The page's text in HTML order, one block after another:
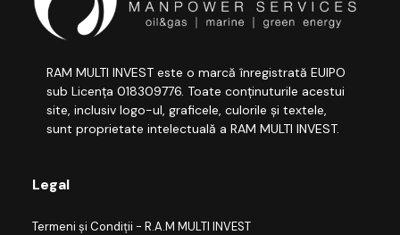
RAM MULTI INVEST este o marcă înregistrată EUIPO
sub Licența 018309776. Toate conținuturile acestui
site, inclusiv logo-ul, graficele, culorile și textele,
sunt proprietate intelectuală a RAM MULTI INVEST.
Legal
Termeni și Condiții - R.A.M MULTI INVEST